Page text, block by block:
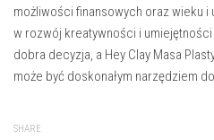
możliwości finansowych oraz wieku
w rozwój kreatywności i
dobra decyzja, a Hey Clay Masa
może być doskonałym narzędziem
SHARE